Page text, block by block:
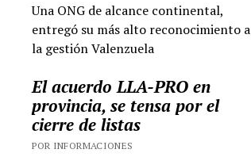
Una ONG de alcance continental,
entregó su más alto reconocimiento a
la gestión Valenzuela
El acuerdo LLA-PRO en
provincia, se tensa por el
cierre de listas
POR INFORMACIONES